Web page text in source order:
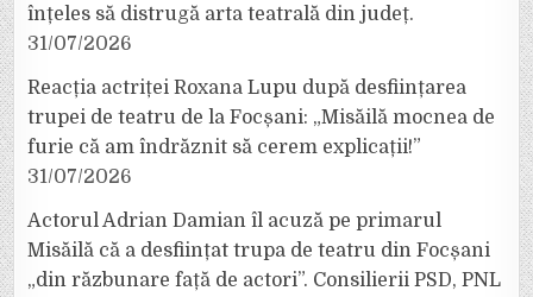
înțeles să distrugă arta teatrală din județ.
31/07/2026
Reacția actriței Roxana Lupu după desființarea
trupei de teatru de la Focșani: „Misăilă mocnea de
furie că am îndrăznit să cerem explicații!”
31/07/2026
Actorul Adrian Damian îl acuză pe primarul
Misăilă că a desființat trupa de teatru din Focșani
„din răzbunare față de actori”. Consilierii PSD, PNL